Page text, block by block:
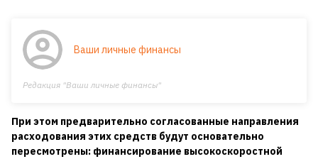
Ваши личные финансы
Редакция "Ваши личные финансы"
При этом предварительно согласованные направления
расходования этих средств будут основательно
пересмотрены: финансирование высокоскоростной